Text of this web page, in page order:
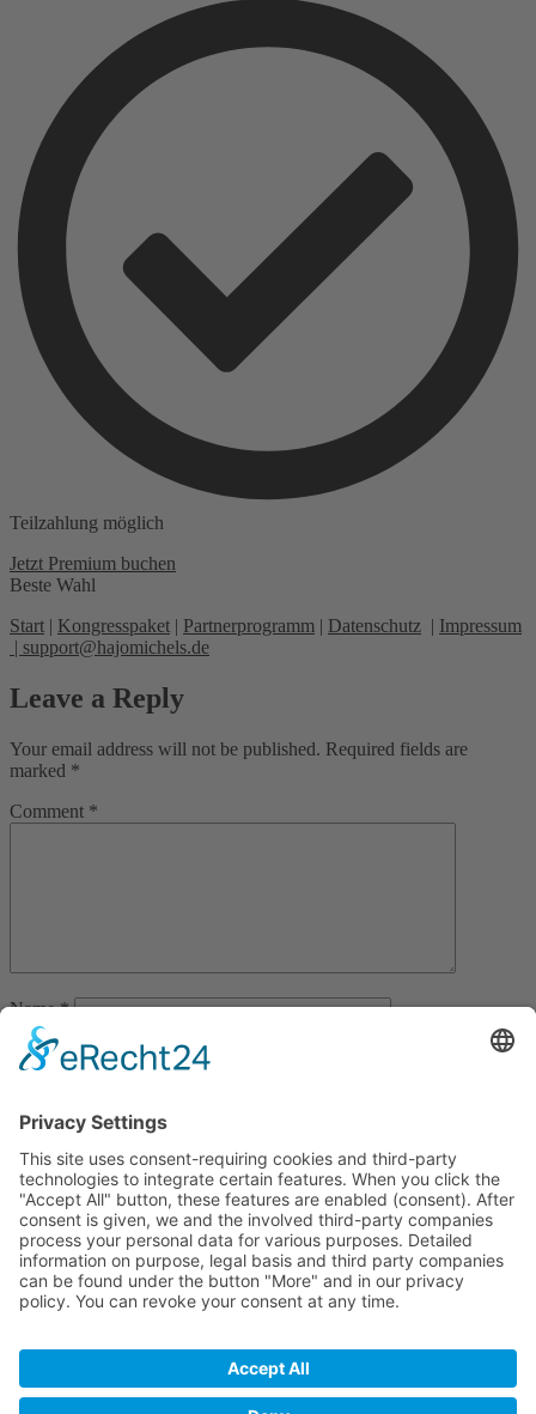
Teilzahlung möglich
Jetzt Premium buchen
Beste Wahl
Start | Kongresspaket | Partnerprogramm | Datenschutz | Impressum
| support@hajomichels.de
Leave a Reply
Your email address will not be published. Required fields are
marked *
Comment *
Name*
Email*
time I comment.
Wo Integrität etwas Wert ist
blog
Partnerprogram